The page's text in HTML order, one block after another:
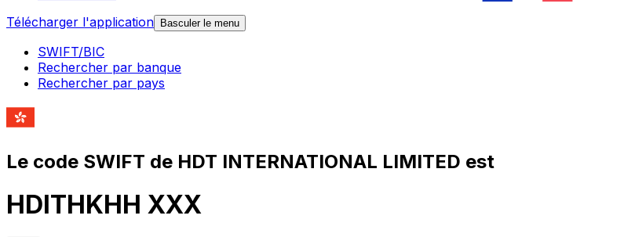
Télécharger l'application Basculer le menu
SWIFT/BIC
Rechercher par banque
Rechercher par pays
Le code SWIFT de HDT INTERNATIONAL LIMITED est
HDITHKHH XXX